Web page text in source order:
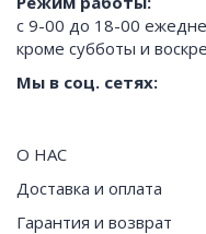
О НАС
Доставка и оплата
Гарантия и возврат
с 9-00 до 18-00
кроме субботы и
Мы в соц. сетях: